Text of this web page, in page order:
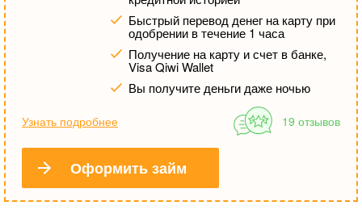
Быстрый перевод денег на карту при
одобрении в течение 1 часа
Получение на карту и счет в банке,
Visa Qiwi Wallet
Вы получите деньги даже ночью
Узнать подробнее 19 отзывов
Оформить займ